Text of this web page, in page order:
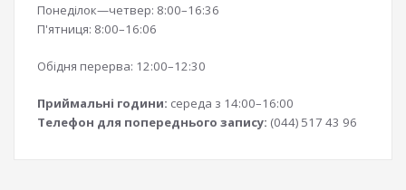
Понеділок—четвер: 8:00–16:36
П'ятниця: 8:00–16:06
Обідня перерва: 12:00–12:30
Приймальні години: середа з 14:00–16:00
Телефон для попереднього запису: (044) 517 43 96